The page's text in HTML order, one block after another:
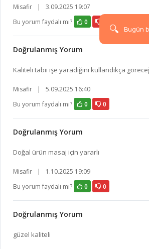
Misafir |
3.09.2025 19:07
Bu yorum faydalı mı?
0
Doğrulanmış Yorum
Kaliteli tabii işe yaradığını kullandıkça
Misafir |
5.09.2025 16:40
Bu yorum faydalı mı?
0 0
Doğrulanmış Yorum
Doğal ürün masaj için yararlı
Misafir |
1.10.2025 19:09
Bu yorum faydalı mı?
0 0
Doğrulanmış Yorum
güzel kaliteli